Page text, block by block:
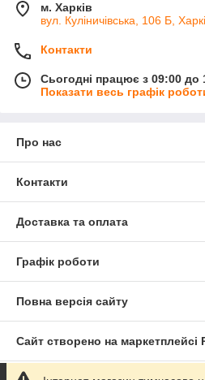
м. Харків
вул. Куліничівська, 106 Б,
Контакти
Сьогодні працює з 09:00 до
Показати весь графік
Про нас
Контакти
Доставка та оплата
Графік роботи
Повна версія сайту
Сайт створено на маркетплейсі